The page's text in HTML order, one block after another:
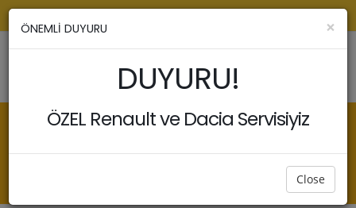
Partikül Filtre Temizliği
×
ÖNEMLİ DUYURU
DUYURU!
ÖZEL Renault ve Dacia Servisiyiz
Close